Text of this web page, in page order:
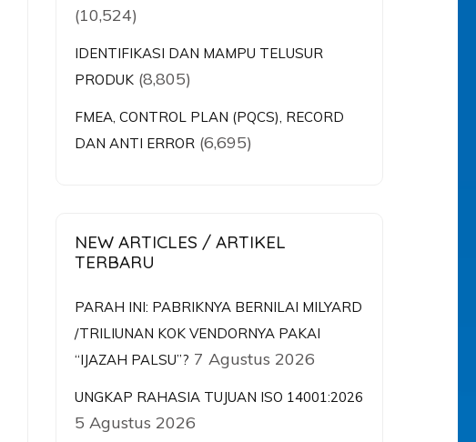
(10,524)
IDENTIFIKASI DAN MAMPU TELUSUR
PRODUK (8,805)
FMEA, CONTROL PLAN (PQCS), RECORD
DAN ANTI ERROR (6,695)
NEW ARTICLES / ARTIKEL
TERBARU
PARAH INI: PABRIKNYA BERNILAI MILYARD
/TRILIUNAN KOK VENDORNYA PAKAI
“IJAZAH PALSU”? 7 Agustus 2026
UNGKAP RAHASIA TUJUAN ISO 14001:2026
5 Agustus 2026